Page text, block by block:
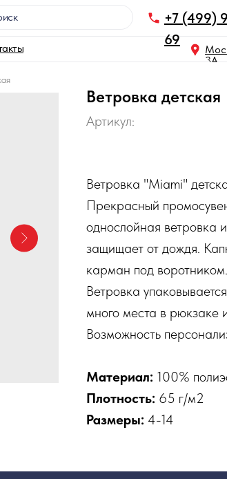
ㅤㅤㅤㅤㅤㅤㅤㅤ
+7 (499)
69
3A
Ветровка детская
Артикул:
Ветровка "Miami"
Прекрасный
однослойная ветровка
защищает от дождя.
карман под
Ветровка
много места в рюкзаке
Возможность
Материал: 100%
Плотность: 65 г/м2
Размеры: 4-14